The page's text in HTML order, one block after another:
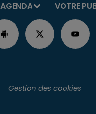
AGENDA VOTRE
Gestion des cookies